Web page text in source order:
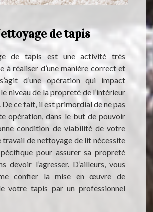
de tapis
de tapis est une activité très
à réaliser d’une manière correct et
d’une opération qui impact
niveau de la propreté de l’intérieur
De ce fait, il est primordial de ne pas
opération, dans le but de pouvoir
condition de viabilité de votre
travail de nettoyage de lit nécessite
pour assurer sa propreté
devoir l’agresser. D’ailleurs, vous
confier la mise en œuvre de
votre tapis par un professionnel
Le
Il
pour
tapis